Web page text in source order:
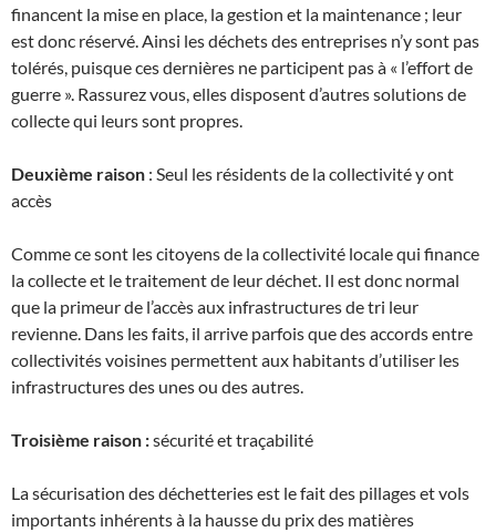
financent la mise en place, la gestion et la maintenance ; leur
est donc réservé. Ainsi les déchets des entreprises n’y sont pas
tolérés, puisque ces dernières ne participent pas à « l’effort de
guerre ». Rassurez vous, elles disposent d’autres solutions de
collecte qui leurs sont propres.
Deuxième raison : Seul les résidents de la collectivité y ont
accès
Comme ce sont les citoyens de la collectivité locale qui finance
la collecte et le traitement de leur déchet. Il est donc normal
que la primeur de l’accès aux infrastructures de tri leur
revienne. Dans les faits, il arrive parfois que des accords entre
collectivités voisines permettent aux habitants d’utiliser les
infrastructures des unes ou des autres.
Troisième raison :sécurité et traçabilité
La sécurisation des déchetteries est le fait des pillages et vols
importants inhérents à la hausse du prix des matières